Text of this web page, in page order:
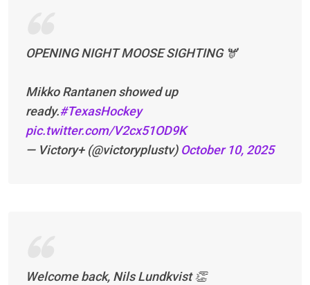
OPENING NIGHT MOOSE SIGHTING 🫎
Mikko Rantanen showed up
ready.#TexasHockey
pic.twitter.com/V2cx51OD9K
— Victory+ (@victoryplustv) October 10, 2025
Welcome back, Nils Lundkvist 👏